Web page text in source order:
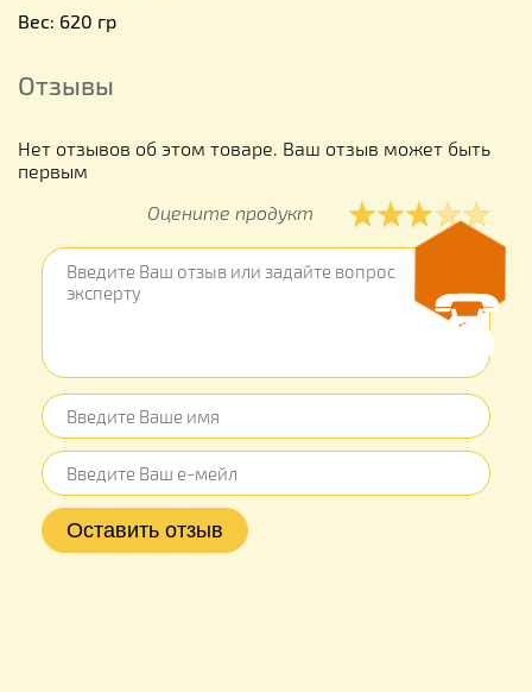
Вес: 620 гр
Отзывы
Нет отзывов об этом товаре. Ваш отзыв может быть
первым
Оцените продукт